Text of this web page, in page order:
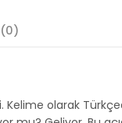
(0)
Kelime olarak